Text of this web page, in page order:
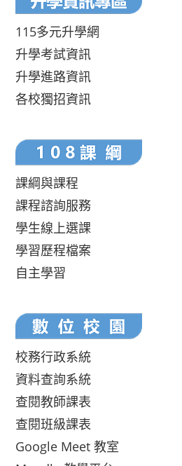
115多元升學網
升學考試資訊
升學進路資訊
各校獨招資訊
課綱與課程
課程諮詢服務
學生線上選課
學習歷程檔案
自主學習
校務行政系統
資料查詢系統
查閱教師課表
查閱班級課表
Google Meet 教室